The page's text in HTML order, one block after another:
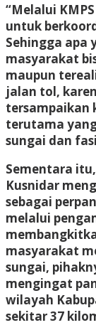
“Melalui
untuk
Sehingga apa
masyarakat
maupun
jalan tol,
tersampaikan
terutama
sungai dan
Sementara
Kusnidar
sebagai
melalui
masyarakat
sungai,
mengingat
wilayah
sekitar 37